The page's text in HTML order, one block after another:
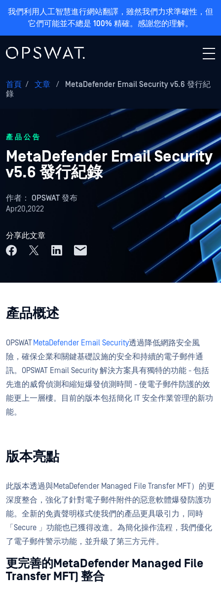
我們利用人工智慧進行網站翻譯，雖然我們力求準確性，但
它們可能並不總是 100% 精確。感謝您的理解。
首頁 / 文章 /
MetaDefender Email Security v5.6 發行紀
錄
產品公告
MetaDefender Email Security
v5.6 發行紀錄
作者： OPSWAT 發布
Apr20,2022
分享此文章
產品概述
OPSWAT MetaDefender Email Security透過降低網路安全風
險，確保企業和關鍵基礎設施的安全和持續的電子郵件通
訊。OPSWAT Email Security 解決方案具有獨特的功能 - 包括
先進的威脅偵測和縮短爆發偵測時間 - 使電子郵件防護的效
能更上一層樓。目前的版本包括簡化 IT 安全作業管理的新功
能。
版本亮點
此版本透過與MetaDefender Managed File Transfer MFT）的更
深度整合，強化了針對電子郵件附件的惡意軟體爆發防護功
能。全新的免責聲明樣式使我們的產品更具吸引力，同時
「Secure 」功能也已獲得改進。為簡化操作流程，我們優化
了電子郵件警示功能，並升級了第三方元件。
更完善的MetaDefender Managed File
Transfer MFT) 整合